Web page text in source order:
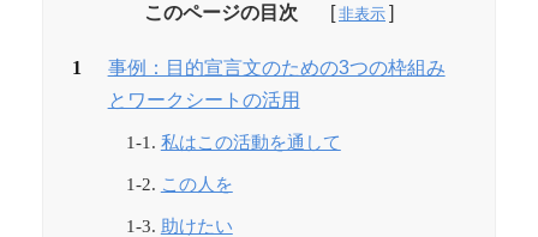
このページの目次
事例：目的宣言文のための3つの枠組み
とワークシートの活用
私はこの活動を通して
この人を
助けたい